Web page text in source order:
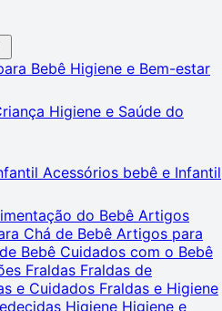
Bebê Higiene e Bem-estar
Higiene e Saúde do
Acessórios bebê e Infantil
do Bebê Artigos
Chá de Bebê Artigos para
Bebê Cuidados com o Bebê
Fraldas Fraldas de
e Cuidados Fraldas e Higiene
Higiene Higiene e